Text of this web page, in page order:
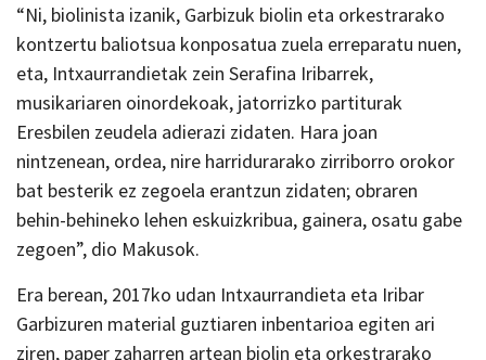
“Ni, biolinista izanik, Garbizuk biolin eta orkestrarako
kontzertu baliotsua konposatua zuela erreparatu nuen,
eta, Intxaurrandietak zein Serafina Iribarrek,
musikariaren oinordekoak, jatorrizko partiturak
Eresbilen zeudela adierazi zidaten. Hara joan
nintzenean, ordea, nire harridurarako zirriborro orokor
bat besterik ez zegoela erantzun zidaten; obraren
behin-behineko lehen eskuizkribua, gainera, osatu gabe
zegoen”, dio Makusok.
Era berean, 2017ko udan Intxaurrandieta eta Iribar
Garbizuren material guztiaren inbentarioa egiten ari
ziren, paper zaharren artean biolin eta orkestrarako